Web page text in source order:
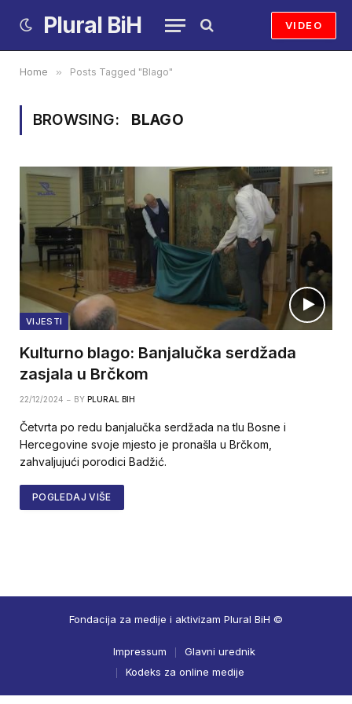
Plural BiH VIDEO
Home » Posts Tagged "Blago"
BROWSING: BLAGO
VIJESTI
Kulturno blago: Banjalučka serdžada
zasjala u Brčkom
22/12/2024 BY PLURAL BIH
Četvrta po redu banjalučka serdžada na tlu Bosne i
Hercegovine svoje mjesto je pronašla u Brčkom,
zahvaljujući porodici Badžić.
POGLEDAJ VIŠE
Fondacija za medije i aktivizam Plural BiH ©
Impressum
Glavni urednik
Kodeks za online medije